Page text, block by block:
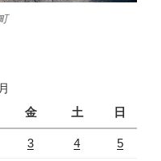
金 土 日
3 4 5